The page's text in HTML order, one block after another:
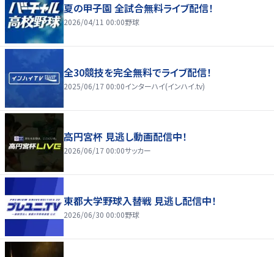
夏の甲子園 全試合無料ライブ配信！
2026/04/11 00:00野球
全30競技を完全無料でライブ配信！
2025/06/17 00:00インターハイ(インハイ.tv)
高円宮杯 見逃し動画配信中！
2026/06/17 00:00サッカー
東都大学野球入替戦 見逃し配信中！
2026/06/30 00:00野球